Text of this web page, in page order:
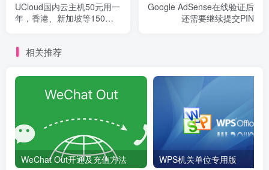
UCloud国内云主机50元用一
年，香港、新加坡等150元
Google AdSense在线验证后
还需要继续提交PIN
相关推荐
WeChat Out开通及充值方法 WPS机关单位专用版